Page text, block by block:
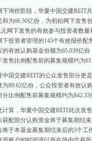
下询价阶段，华夏中国交建REIT
和为66.50亿份，为初始网下发售
元网下发售的有效参与投资者数
下投资者管理的143个有效报价
的有效认购基金份额为65.039亿
发售比例配售前的募集规模约为
中国交建REIT的公众发售部分更
为89.62亿份，公众投资者有效认
分比例配售前募集规模约为842.33
计算，华夏中国交建REIT此次发
获配部分认购资金将于募集期结
将于本基金募集期结束后的3个